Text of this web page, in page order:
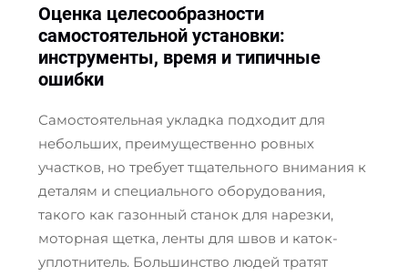
Оценка целесообразности
самостоятельной установки:
инструменты, время и типичные
ошибки
Самостоятельная укладка подходит для
небольших, преимущественно ровных
участков, но требует тщательного внимания к
деталям и специального оборудования,
такого как газонный станок для нарезки,
моторная щетка, ленты для швов и каток-
уплотнитель. Большинство людей тратят